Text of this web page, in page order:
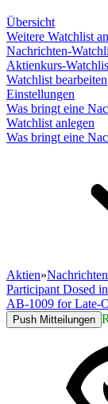
Übersicht
Weitere Watchlist
Nachrichten-
Aktienkurs-
Watchlist bearbeiten
Einstellungen
Was bringt eine
Watchlist anlegen
Was bringt eine
Aktien»Nachrichten
Participant Dosed
AB-1009 for Late-
Push Mitteilungen